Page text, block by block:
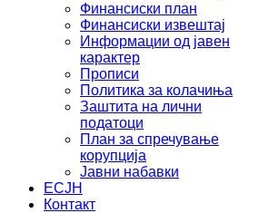
Финансиски план
Финансиски извештај
Информации од јавен
карактер
Прописи
Политика за колачиња
Заштита на лични
податоци
План за спречување
корупција
Јавни набавки
ЕСЈН
Контакт